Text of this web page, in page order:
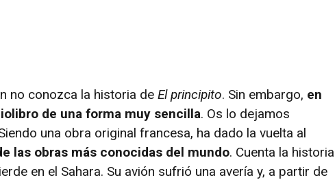
no conozca la historia de El principito. Sin embargo, en
de una forma muy sencilla. Os lo dejamos
una obra original francesa, ha dado la vuelta al
las obras más conocidas del mundo. Cuenta la historia
en el Sahara. Su avión sufrió una avería y, a partir de